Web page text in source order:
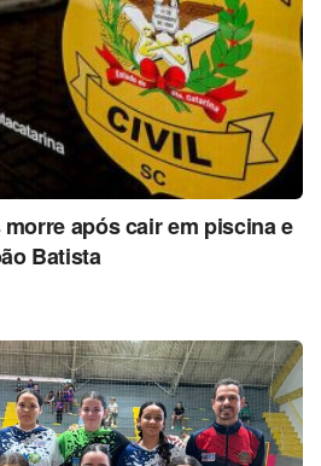
após cair em piscina e
Batista